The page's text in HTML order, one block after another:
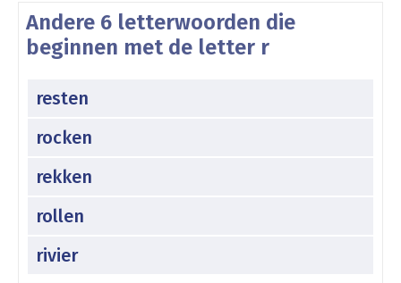
Andere 6 letterwoorden die
beginnen met de letter r
resten
rocken
rekken
rollen
rivier